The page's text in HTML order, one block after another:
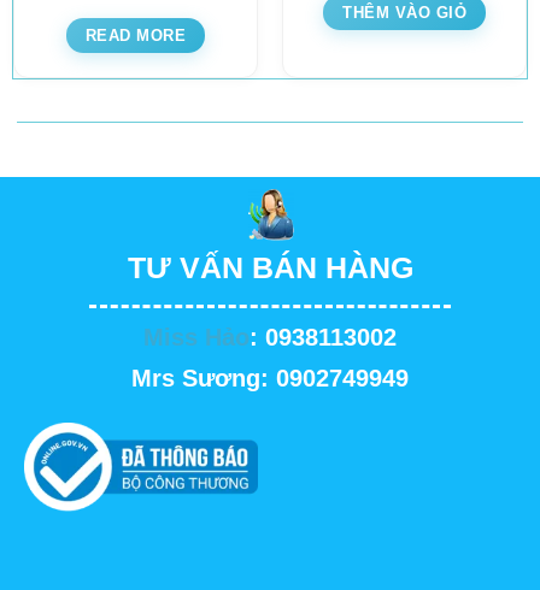
READ MORE
THÊM VÀO GIỎ
TƯ VẤN BÁN HÀNG
Miss Hảo: 0938113002
Mrs Sương: 0902749949